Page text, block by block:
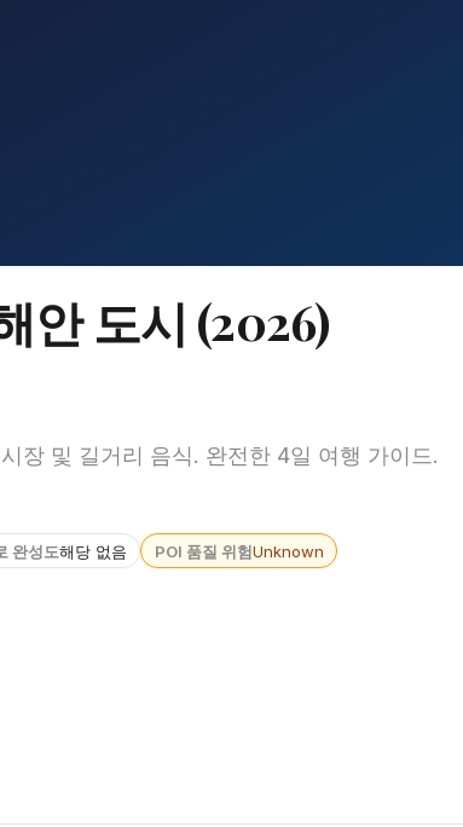
안 도시 (2026)
장 및 길거리 음식. 완전한 4일 여행 가이드.
완성도해당 없음 POI 품질 위험Unknown